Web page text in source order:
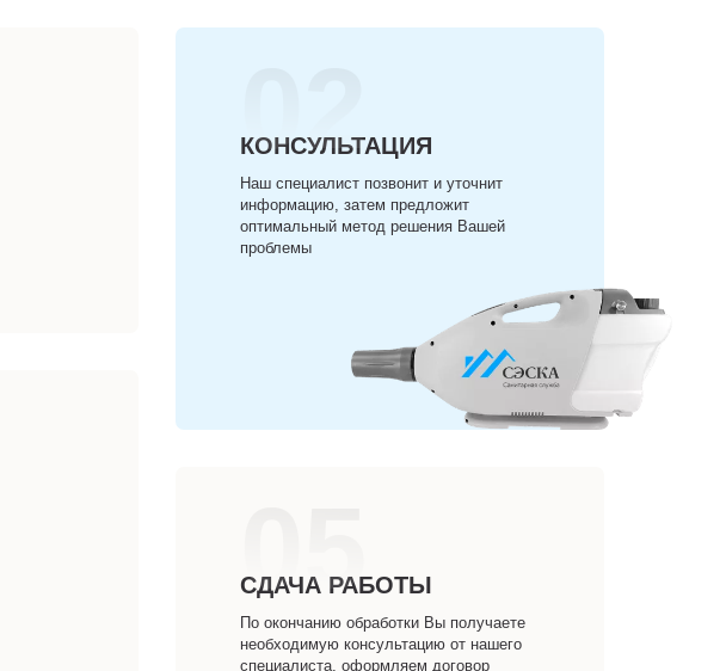
02
КОНСУЛЬТАЦИЯ
Наш специалист позвонит и уточнит
информацию, затем предложит
оптимальный метод решения Вашей
проблемы
05
СДАЧА РАБОТЫ
По окончанию обработки Вы получаете
необходимую консультацию от нашего
специалиста, оформляем договор